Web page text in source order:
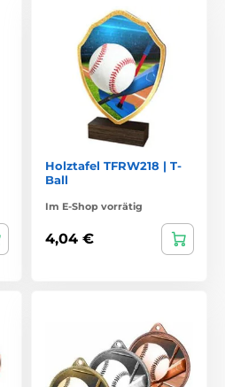
Holztafel TFRW218 | T-
Ball
Im E-Shop vorrätig
4,04 €